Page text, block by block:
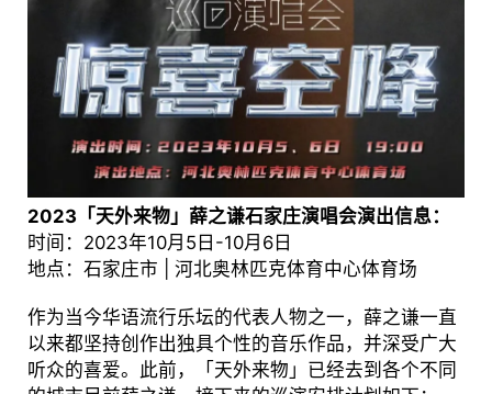
2023「天外来物」薛之谦石家庄演唱会演出信息：
时间：2023年10月5日-10月6日
地点：石家庄市 | 河北奥林匹克体育中心体育场
作为当今华语流行乐坛的代表人物之一，薛之谦一直
以来都坚持创作出独具个性的音乐作品，并深受广大
听众的喜爱。此前，「天外来物」已经去到各个不同